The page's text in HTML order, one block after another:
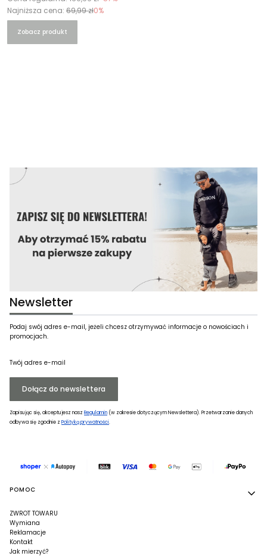
Najniższa cena: 69,99 zł0%
Zobacz produkt
Newsletter
Podaj swój adres e-mail, jeżeli chcesz otrzymywać informacje o nowościach i
promocjach.
Twój adres e-mail
Dołącz do newslettera
Zapisując się, akceptujesz nasz Regulamin (w zakresie dotyczącym Newslettera). Przetwarzanie danych
odbywa się zgodnie z Polityką prywatności.
Linki w stopce
POMOC
ZWROT TOWARU
Wymiana
Reklamacje
Kontakt
Jak mierzyć?